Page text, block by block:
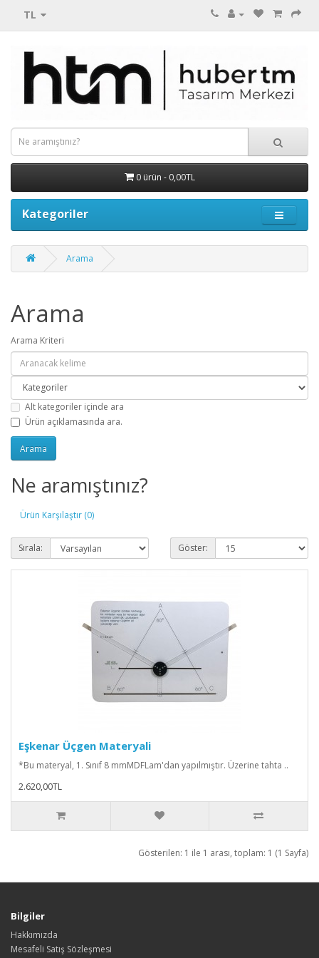
TL
0 ürün - 0,00TL
Kategoriler
Arama
Arama
Arama Kriteri
Alt kategoriler içinde ara
Ürün açıklamasında ara.
Ne aramıştınız?
Ürün Karşılaştır (0)
Sırala: Göster:
Eşkenar Üçgen Materyali
*Bu materyal, 1. Sınıf 8 mmMDFLam'dan yapılmıştır. Üzerine tahta ..
2.620,00TL
Gösterilen: 1 ile 1 arası, toplam: 1 (1 Sayfa)
Bilgiler
Hakkımızda
Mesafeli Satış Sözleşmesi